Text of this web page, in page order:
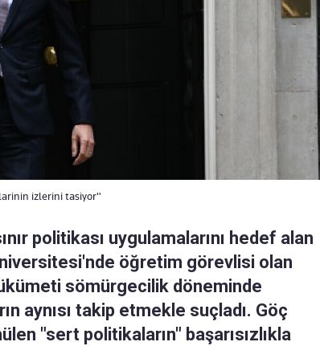
izlerini tasiyor"
politikası uygulamalarını hedef alan
öğretim görevlisi olan
sömürgecilik döneminde
aynısı takip etmekle suçladı. Göç
"sert politikaların" başarısızlıkla